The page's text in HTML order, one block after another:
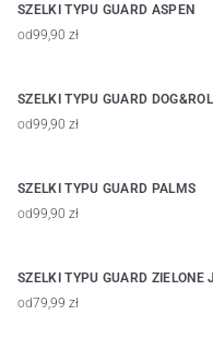
SZELKI TYPU GUARD ASPEN
od99,90 zł
SZELKI TYPU GUARD
od99,90 zł
SZELKI TYPU GUARD PALMS
od99,90 zł
SZELKI TYPU GUARD ZIELONE
od79,99 zł